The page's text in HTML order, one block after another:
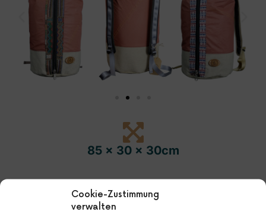
Cookie-Zustimmung
verwalten
85 x 30 x 30cm